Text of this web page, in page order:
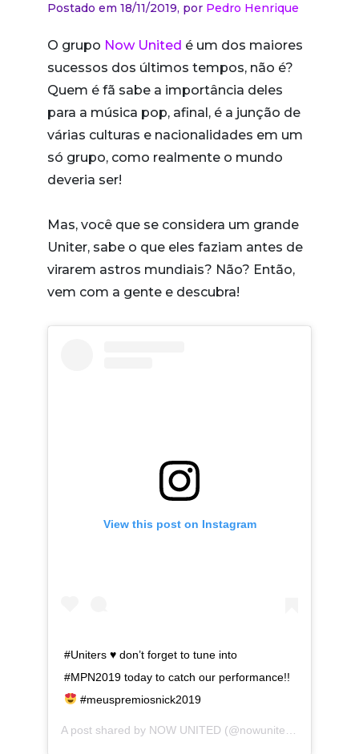
Postado em 18/11/2019, por Pedro Henrique
O grupo Now United é um dos maiores
sucessos dos últimos tempos, não é?
Quem é fã sabe a importância deles
para a música pop, afinal, é a junção de
várias culturas e nacionalidades em um
só grupo, como realmente o mundo
deveria ser!
Mas, você que se considera um grande
Uniter, sabe o que eles faziam antes de
virarem astros mundiais? Não? Então,
vem com a gente e descubra!
View this post on Instagram
#Uniters ♥️ don’t forget to tune into
#MPN2019 today to catch our performance!!
#meuspremiosnick2019
A post shared by NOW UNITED (@nowunited) on